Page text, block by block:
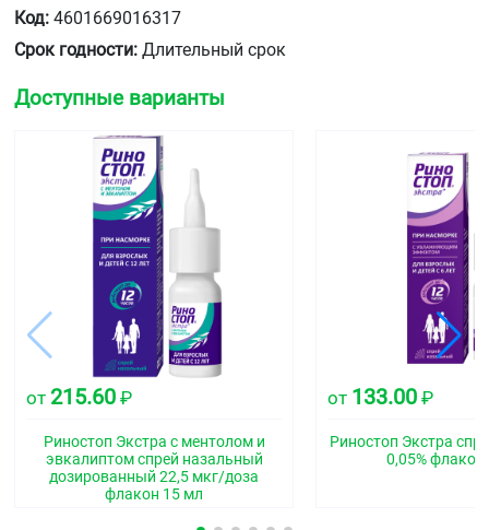
Код: 4601669016317
Срок годности: Длительный срок
Доступные варианты
от 215.60 ₽
Риностоп Экстра с ментолом и
эвкалиптом спрей назальный
дозированный 22,5 мкг/доза
флакон 15 мл
от 133.00 ₽
Риностоп Экстра
0,05%